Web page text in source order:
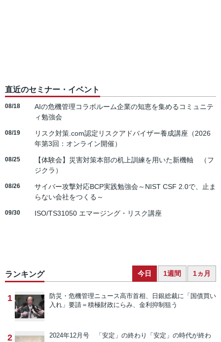
直近のセミナー・イベント
08/18
AIの危機管理コラボルーム企業の知恵を集めるコミュニテ
ィ勉強会
08/19
リスク対策.com認定リスクアドバイザー養成講座（2026
年第3回：オンライン開催）
08/25
【体験会】災害対策本部の机上訓練を用いた新機軸 （フ
ジクラ）
08/26
サイバー攻撃対応BCP実践勉強会～NIST CSF 2.0で、止ま
らない会社をつくる～
09/30 ISO/TS31050 エマージング・リスク講座
ランキング 今日 1週間 1ヵ月
1 防災・危機管理ニュース高市首相、日銀総裁に「国債買い
入れ」要請＝積極財政にらみ、金利抑制狙う
2 2024年12月号 「安定」の終わり
「安定」の時代が終わ